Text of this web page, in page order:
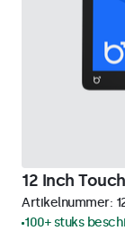
12 Inch
Artikelnummer:
100+ stuks